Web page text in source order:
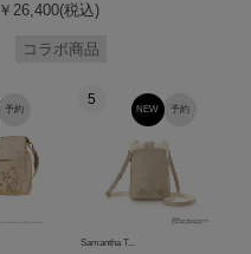
￥26,400(税込)
コラボ商品
予約
5
予約
NEW
Samantha T...